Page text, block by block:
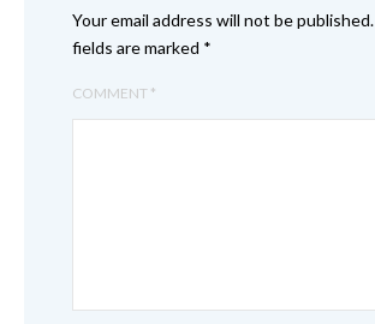
Your email address will not be published.
fields are marked *
COMMENT *